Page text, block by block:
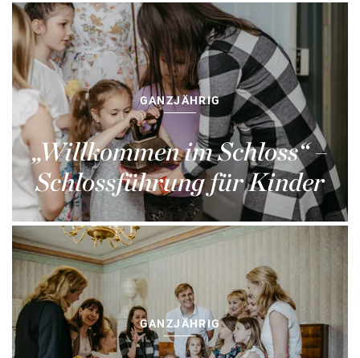
GANZJÄHRIG
„Willkommen im Schloss“ –
Schlossführung für Kinder
GANZJÄHRIG